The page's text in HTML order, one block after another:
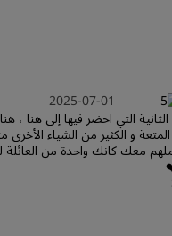
2025-07-01
التي احضر فيها إلى هنا ،
و الكثير من الشياء
معك كانك واحدة من العائلة